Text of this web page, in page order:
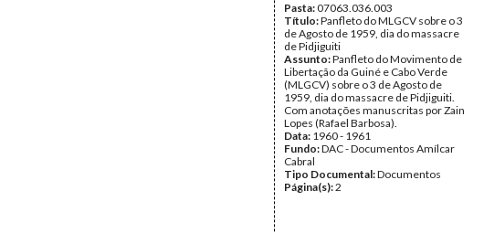
Pasta:07063.036.003
Título:Panfleto do MLGCV sobre o 3
de Agosto de 1959, dia do massacre
de Pidjiguiti
Assunto:Panfleto do Movimento de
Libertação da Guiné e Cabo Verde
(MLGCV) sobre o 3 de Agosto de
1959, dia do massacre de Pidjiguiti.
Com anotações manuscritas por Zain
Lopes (Rafael Barbosa).
Data: 1960 - 1961
Fundo:DAC - Documentos Amílcar
Cabral
Tipo Documental:Documentos
Página(s):2